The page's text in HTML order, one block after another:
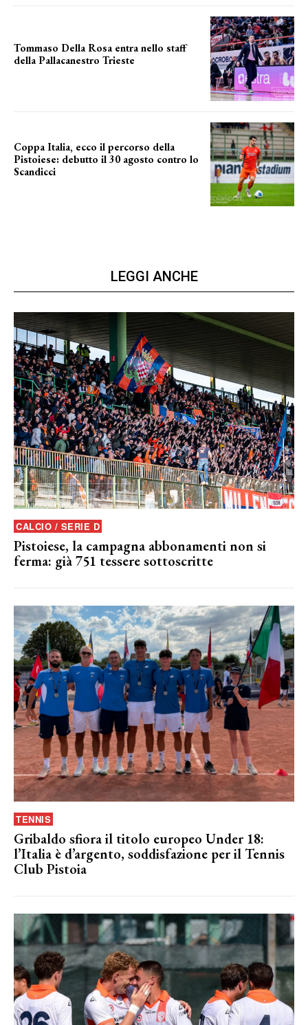
Tommaso Della Rosa entra nello staff
della Pallacanestro Trieste
Coppa Italia, ecco il percorso della
Pistoiese: debutto il 30 agosto contro lo
Scandicci
LEGGI ANCHE
CALCIO / SERIE D
Pistoiese, la campagna abbonamenti non si
ferma: già 751 tessere sottoscritte
TENNIS
Gribaldo sfiora il titolo europeo Under 18:
l’Italia è d’argento, soddisfazione per il Tennis
Club Pistoia